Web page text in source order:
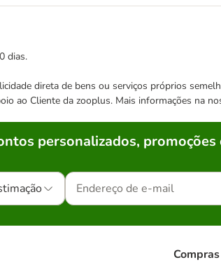
dias.
direta de bens ou serviços próprios
ao Cliente da zooplus. Mais informações na
personalizados, promoções
Compras